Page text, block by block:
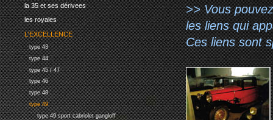
la 35 et ses dérivees
les royales
L'EXCELLENCE
type 43
type 44
type 45 / 47
type 46
type 48
type 49
type 49 sport cabriolet gangloff
>> Vous
les liens qui
Ces liens sont